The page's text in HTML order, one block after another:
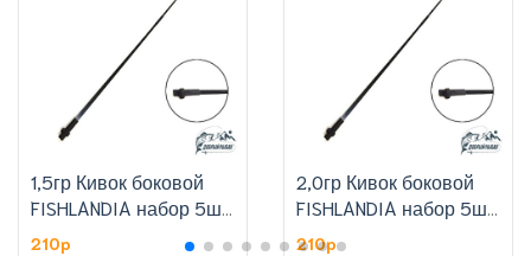
1,5гр Кивок боковой
FISHLANDIA набор 5шт,
цена за штуку
210p
2,0гр Кивок боковой
FISHLANDIA набор 5шт,
цена за штуку
210p